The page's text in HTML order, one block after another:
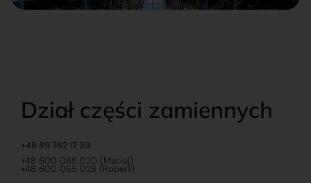
Dział części zamiennych
+48 89 762 17 39
+48 600 065 020 (Maciej)
+48 600 065 028 (Robert)